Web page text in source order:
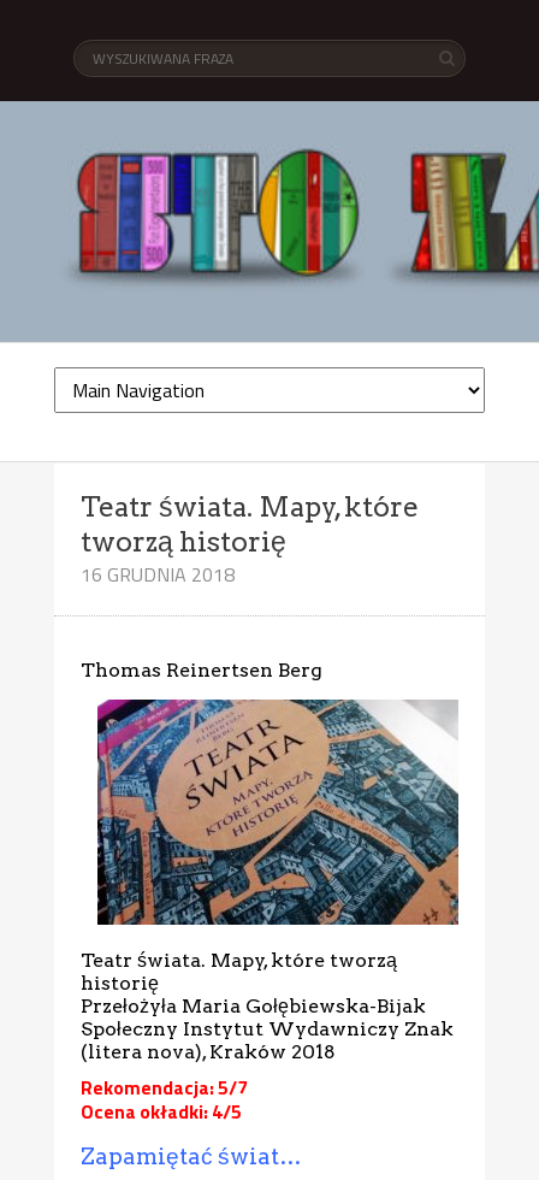
Teatr świata. Mapy, które
tworzą historię
16 GRUDNIA 2018
Thomas Reinertsen Berg
Teatr świata. Mapy, które tworzą
historię
Przełożyła Maria Gołębiewska-Bijak
Społeczny Instytut Wydawniczy Znak
(litera nova), Kraków 2018
Rekomendacja: 5/7
Ocena okładki: 4/5
Zapamiętać świat…